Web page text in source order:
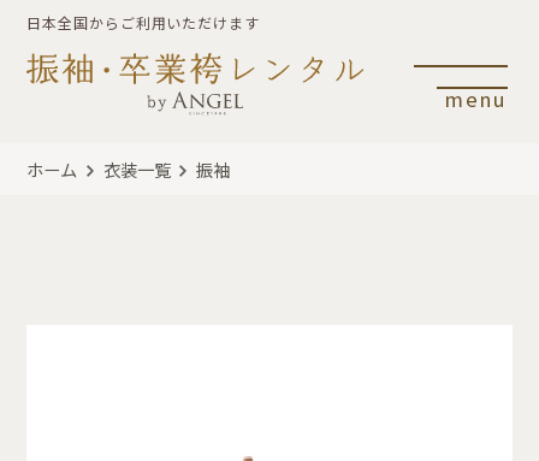
日本全国からご利用いただけます
menu
ホーム 衣装一覧 振袖